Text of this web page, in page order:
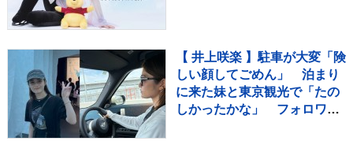
【 井上咲楽 】駐車が大変「険
しい顔してごめん」 泊まり
に来た妹と東京観光で「たの
しかったかな」 フォロワー